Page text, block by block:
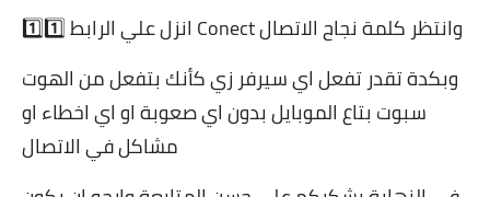
1️⃣1️⃣ انزل علي الرابط Conect وانتظر كلمة نجاح الاتصال
وبكدة تقدر تفعل اي سيرفر زي كأنك بتفعل من الهوت
سبوت بتاع الموبايل بدون اي صعوبة او اي اخطاء او
مشاكل في الاتصال